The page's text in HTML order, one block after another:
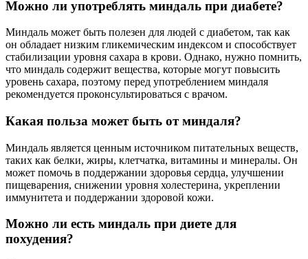
Можно ли употреблять миндаль при диабете?
Миндаль может быть полезен для людей с диабетом, так как
он обладает низким гликемическим индексом и способствует
стабилизации уровня сахара в крови. Однако, нужно помнить,
что миндаль содержит вещества, которые могут повысить
уровень сахара, поэтому перед употреблением миндаля
рекомендуется проконсультироваться с врачом.
Какая польза может быть от миндаля?
Миндаль является ценным источником питательных веществ,
таких как белки, жиры, клетчатка, витамины и минералы. Он
может помочь в поддержании здоровья сердца, улучшении
пищеварения, снижении уровня холестерина, укреплении
иммунитета и поддержании здоровой кожи.
Можно ли есть миндаль при диете для
похудения?